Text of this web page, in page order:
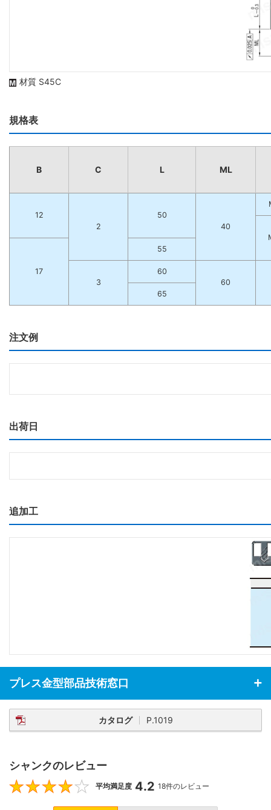
材質 S45C
規格表
B C L ML
12
2
50
40
17
55
3
60
60
65
注文例
出荷日
追加工
プレス金型部品技術窓口
カタログ P.1019
シャンクのレビュー
4.2
平均満足度 4.2 18件のレビュー